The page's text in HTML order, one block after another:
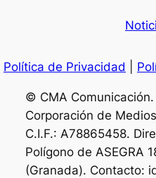
Política de Privacidad
© CMA
Corporación de
C.I.F.: A78865458.
Polígono de ASEGRA
(Granada). Contacto: